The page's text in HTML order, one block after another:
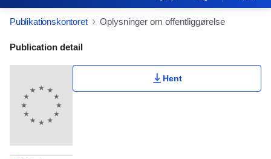
Publikationskontoret Oplysninger om offentliggørelse
Publication Detail Actions Portlet
Publication detail
Hent